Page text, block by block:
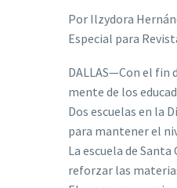
Por Ilzydora
Especial para
DALLAS—Con el fin
mente de los
Dos escuelas en la
para mantener el
La escuela de
reforzar las